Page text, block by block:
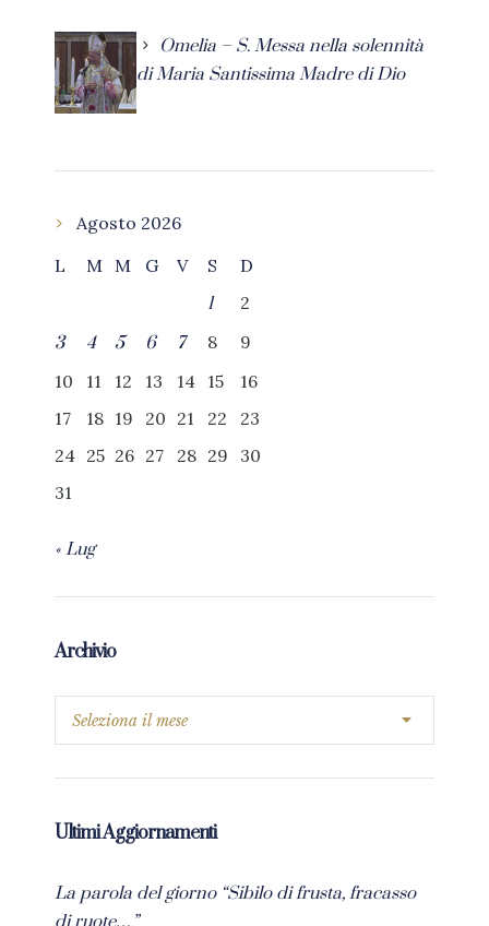
Omelia – S. Messa nella solennità
di Maria Santissima Madre di Dio
Agosto 2026
L
M M G V S
D
1
2
3
4 5 6 7 8
9
10
11 12 13 14 15
16
17
18 19 20 21 22
23
24 25 26 27 28 29
30
31
« Lug
Archivio
Ultimi Aggiornamenti
La parola del giorno “Sibilo di frusta, fracasso
di ruote…”